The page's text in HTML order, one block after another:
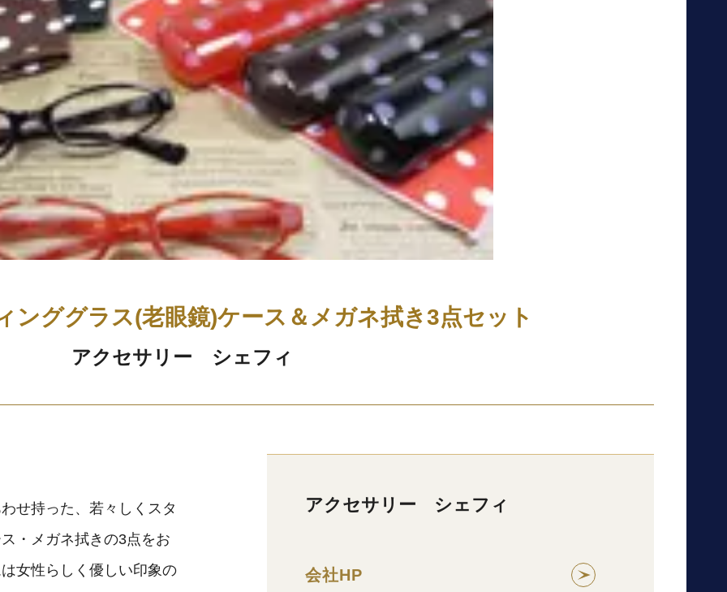
ンググラス(老眼鏡)ケース＆メガネ拭き3点セット
アクセサリー シェフィ
せ持った、若々しくスタ
・メガネ拭きの3点をお
女性らしく優しい印象の
アクセサリー シェフィ
会社HP